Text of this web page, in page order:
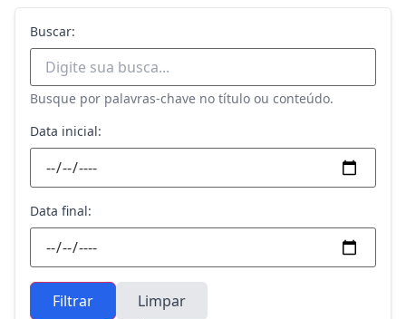
Buscar:
Busque por palavras-chave no título ou conteúdo.
Data inicial:
Data final:
Filtrar Limpar